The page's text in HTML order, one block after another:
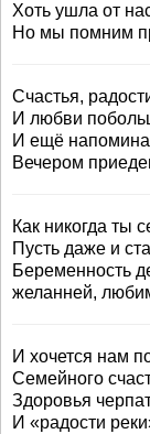
Хоть ушла от
Но мы помним
Счастья,
И любви
И ещё
Вечером
Как никогда ты
Пусть даже и
Беременность
желанней,
И хочется нам
Семейного
Здоровья
И «радости